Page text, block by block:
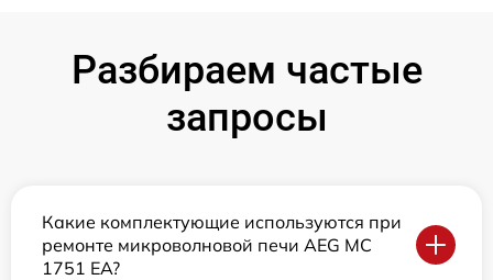
Разбираем частые
запросы
Какие комплектующие используются при
ремонте микроволновой печи AEG MC
1751 EA?